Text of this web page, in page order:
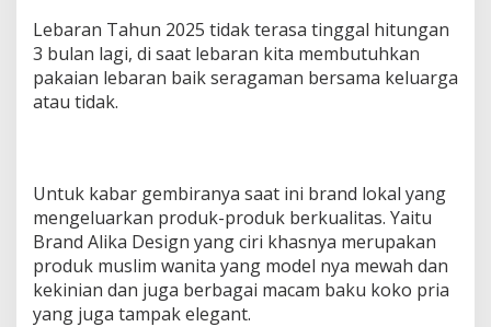
Lebaran Tahun 2025 tidak terasa tinggal hitungan
3 bulan lagi, di saat lebaran kita membutuhkan
pakaian lebaran baik seragaman bersama keluarga
atau tidak.
Untuk kabar gembiranya saat ini brand lokal yang
mengeluarkan produk-produk berkualitas. Yaitu
Brand Alika Design yang ciri khasnya merupakan
produk muslim wanita yang model nya mewah dan
kekinian dan juga berbagai macam baku koko pria
yang juga tampak elegant.